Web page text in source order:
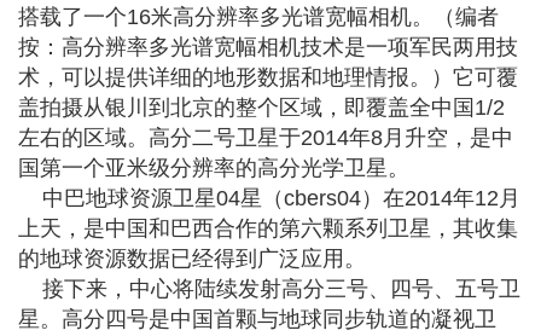
搭载了一个16米高分辨率多光谱宽幅相机。（编者
按：高分辨率多光谱宽幅相机技术是一项军民两用技
术，可以提供详细的地形数据和地理情报。）它可覆
盖拍摄从银川到北京的整个区域，即覆盖全中国1/2
左右的区域。高分二号卫星于2014年8月升空，是中
国第一个亚米级分辨率的高分光学卫星。
中巴地球资源卫星04星（cbers04）在2014年12月
上天，是中国和巴西合作的第六颗系列卫星，其收集
的地球资源数据已经得到广泛应用。
接下来，中心将陆续发射高分三号、四号、五号卫
星。高分四号是中国首颗与地球同步轨道的凝视卫